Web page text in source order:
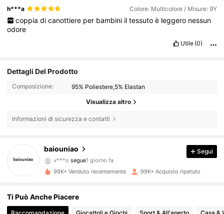
h***a Colore: Multicolore / Misure: 9Y
coppia di canottiere per bambini il tessuto è leggero nessun
odore
Utile (0)
Dettagli Del Prodotto
Composizione: 95% Poliestere,5% Elastan
Visualizza altro
Informazioni di sicurezza e contatti
baiouniao
v***o segue1 giorno fa
4.87
13K Follower
4.87
Segui
99K+ Venduto recentemente 99K+ Acquisto ripetuto
Ti Può Anche Piacere